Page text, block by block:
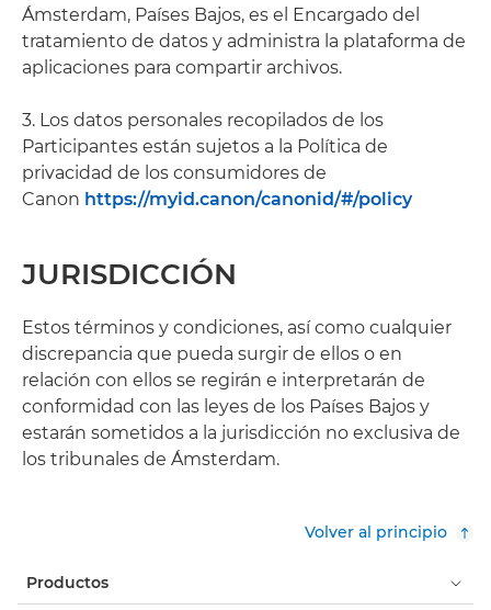
Ámsterdam, Países Bajos, es el Encargado del
tratamiento de datos y administra la plataforma de
aplicaciones para compartir archivos.
3. Los datos personales recopilados de los
Participantes están sujetos a la Política de
privacidad de los consumidores de
Canon https://myid.canon/canonid/#/policy
JURISDICCIÓN
Estos términos y condiciones, así como cualquier
discrepancia que pueda surgir de ellos o en
relación con ellos se regirán e interpretarán de
conformidad con las leyes de los Países Bajos y
estarán sometidos a la jurisdicción no exclusiva de
los tribunales de Ámsterdam.
Volver al principio
Productos